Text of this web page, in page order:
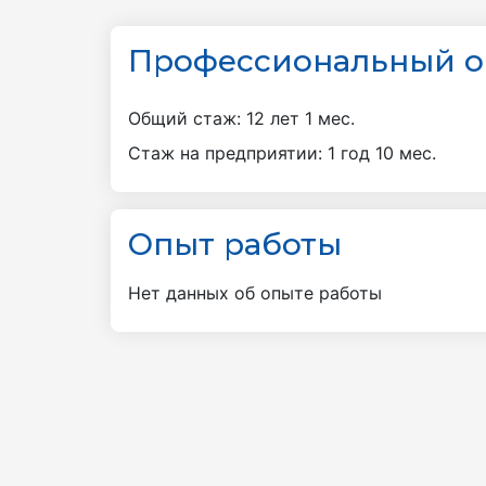
Профессиональный
Общий стаж: 12 лет 1 мес.
стаж на предприятии: 1 год 10 мес.
Опыт работы
Нет данных об опыте работы